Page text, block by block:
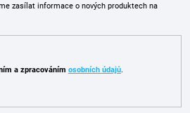
zasílat informace o nových produktech na
a zpracováním osobních údajů.